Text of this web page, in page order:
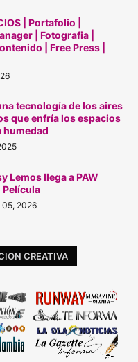
| Portafolio |
| Fotografia |
| Free Press |
tecnología de los aires
que enfría los espacios
humedad
Lemos llega a PAW
Película
05, 2026
CREATIVA